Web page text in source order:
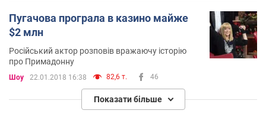
Пугачова програла в казино майже
$2 млн
Російський актор розповів вражаючу історію
про Примадонну
Шоу 22.01.2018 16:38 82,6 т. 46
Показати більше